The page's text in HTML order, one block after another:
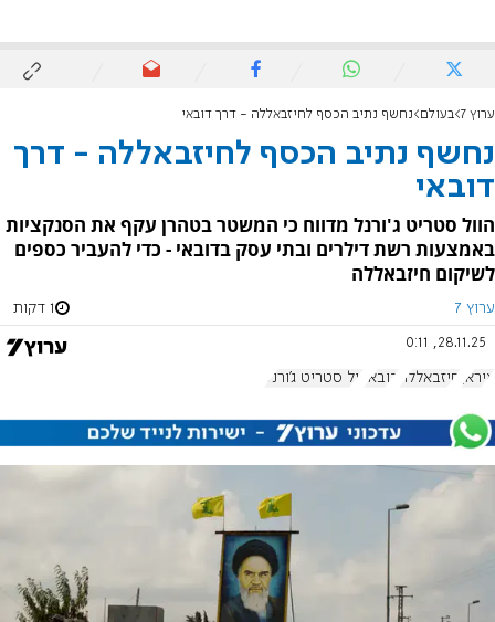
ערוץ 7 בעולם נחשף נתיב הכסף לחיזבאללה - דרך דובאי
נחשף נתיב הכסף לחיזבאללה - דרך
דובאי
הוול סטריט ג'ורנל מדווח כי המשטר בטהרן עקף את הסנקציות
באמצעות רשת דילרים ובתי עסק בדובאי - כדי להעביר כספים
לשיקום חיזבאללה
ערוץ 7 1 דקות
28.11.25, 0:11
איראן חיזבאללה דובאי וול סטריט ג'ורנל